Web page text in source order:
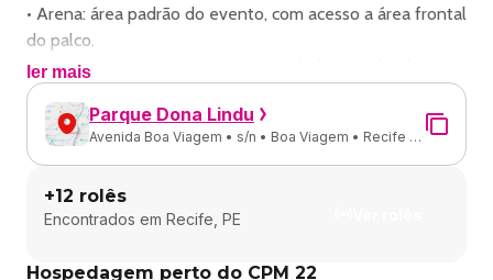
• Arena: área padrão do evento, com acesso a área frontal
do palco.
• Lounge: setor premium com entrada, bares e banheiros
exclusivos, mobiliários para mais conforto e vista
privilegiada para o palco.
• PCD: exclusivo para pessoas com deficiência.
Saiba tudo em: www.classicosdobrasilfestival.com.br
Siga-nos no Instagram, Facebook e Tiktok:
@classicosdobrasil.festival
ler mais
Parque Dona Lindu
Avenida Boa Viagem • s/n • Boa Viagem • Recife -
+12 rolês
Encontrados em Recife, PE
Hospedagem perto do CPM 22